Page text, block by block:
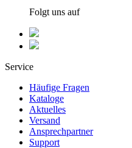
Folgt uns auf
Service
Häufige Fragen
Kataloge
Aktuelles
Versand
Ansprechpartner
Support